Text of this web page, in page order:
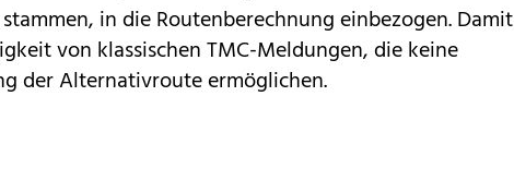
in die Routenberechnung einbezogen. Damit
von klassischen TMC-Meldungen, die keine
der Alternativroute ermöglichen.